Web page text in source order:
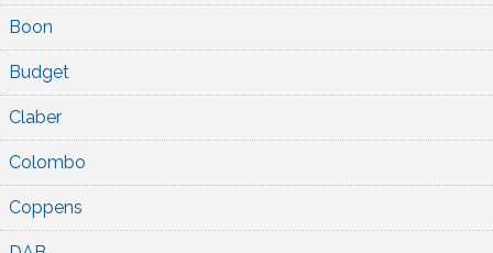
Boon
Budget
Claber
Colombo
Coppens